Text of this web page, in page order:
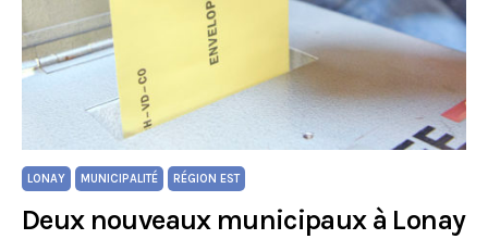
LONAY MUNICIPALITÉ RÉGION EST
Deux nouveaux municipaux à Lonay